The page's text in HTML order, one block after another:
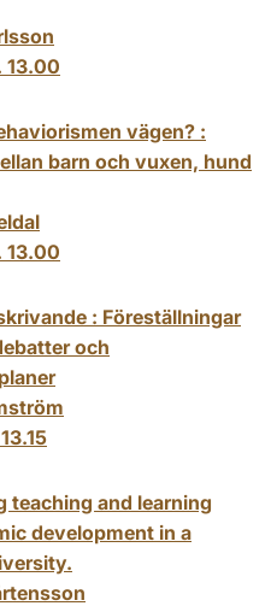
13.00
vägen? :
barn och vuxen, hund
13.00
: Föreställningar
och
teaching and learning
development in a